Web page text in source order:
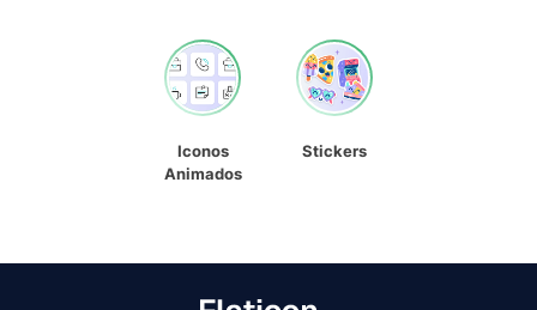
Iconos
Animados
Stickers